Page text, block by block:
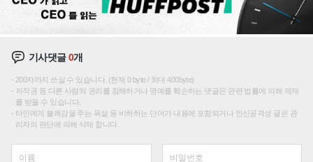
기사댓글0개
200자까지 쓰실 수 있습니다. (현재 0 byte / 최대 400byte)
저작권 등 다른 사람의 권리를 침해하거나 명예를 훼손하는 댓글은 관련 법률에 의해 제재
를 받을 수 있습니다.
타인에게 불쾌감을 주는 욕설 등 비하하는 단어가 내용에 포함되거나 인신공격성 글은 관
리자의 판단에 의해 삭제 합니다.